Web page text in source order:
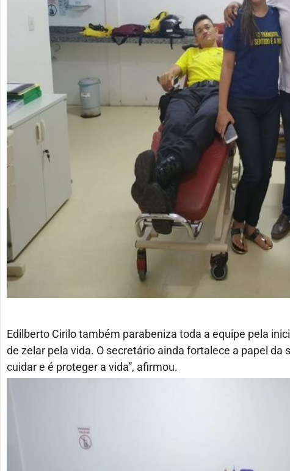
Edilberto Cirilo também parabeniza toda a equipe pela
de zelar pela vida. O secretário ainda fortalece a papel da
cuidar e é proteger a vida”, afirmou.